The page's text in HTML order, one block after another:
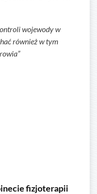
wojewody w
również w tym
fizjoterapii